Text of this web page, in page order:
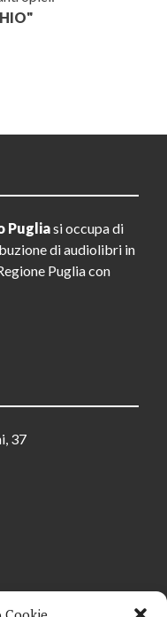
Pugliasi occupa di
di audiolibri in
Puglia con
37